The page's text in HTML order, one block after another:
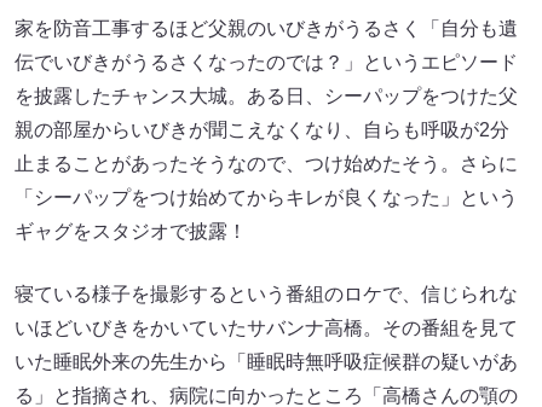
家を防音工事するほど父親のいびきがうるさく「自分も遺
伝でいびきがうるさくなったのでは？」というエピソード
を披露したチャンス大城。ある日、シーパップをつけた父
親の部屋からいびきが聞こえなくなり、自らも呼吸が2分
止まることがあったそうなので、つけ始めたそう。さらに
「シーパップをつけ始めてからキレが良くなった」という
ギャグをスタジオで披露！
寝ている様子を撮影するという番組のロケで、信じられな
いほどいびきをかいていたサバンナ高橋。その番組を見て
いた睡眠外来の先生から「睡眠時無呼吸症候群の疑いがあ
る」と指摘され、病院に向かったところ「高橋さんの顎の